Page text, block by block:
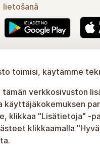
lietošanā
toimisi, käytämme
tämän verkkosivuston
käyttäjäkokemuksen
klikkaa "Lisätietoja" -
klikkaamalla